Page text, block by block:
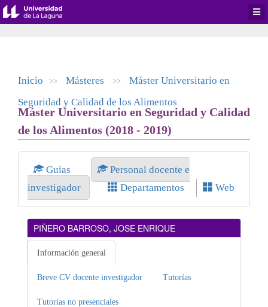
Inicio >> Másteres >>
Máster Universitario en
Seguridad y Calidad de los Alimentos
Máster Universitario en Seguridad y Calidad
de los Alimentos (2018 - 2019)
Guías
Personal docente e
investigador
Departamentos Web
PIÑERO BARROSO, JOSE ENRIQUE
Información general
Breve CV docente investigador Tutorías
Tutorías no presenciales